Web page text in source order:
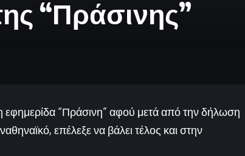
“Πράσινης”
“Πράσινη” αφού μετά από την δήλωση
επέλεξε να βάλει τέλος και στην